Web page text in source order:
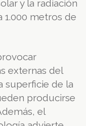
y la radiación
1.000 metros de
externas del
superficie de la
producirse
el